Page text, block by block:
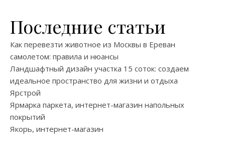
Последние статьи
Как перевезти животное из Москвы в Ереван
самолетом: правила и нюансы
Ландшафтный дизайн участка 15 соток: создаем
идеальное пространство для жизни и отдыха
Ярстрой
Ярмарка паркета, интернет-магазин напольных
покрытий
Якорь, интернет-магазин